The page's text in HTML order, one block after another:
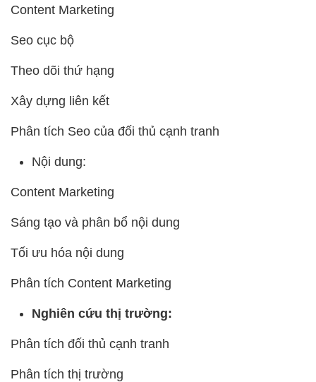
Content Marketing
Seo cục bộ
Theo dõi thứ hạng
Xây dựng liên kết
Phân tích Seo của đối thủ cạnh tranh
Nội dung:
Content Marketing
Sáng tạo và phân bổ nội dung
Tối ưu hóa nội dung
Phân tích Content Marketing
Nghiên cứu thị trường:
Phân tích đối thủ cạnh tranh
Phân tích thị trường